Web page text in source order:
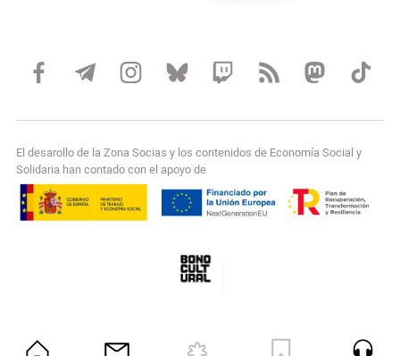
El desarollo de la Zona Socias y los contenidos de Economía Social y
Solidaria han contado con el apoyo de